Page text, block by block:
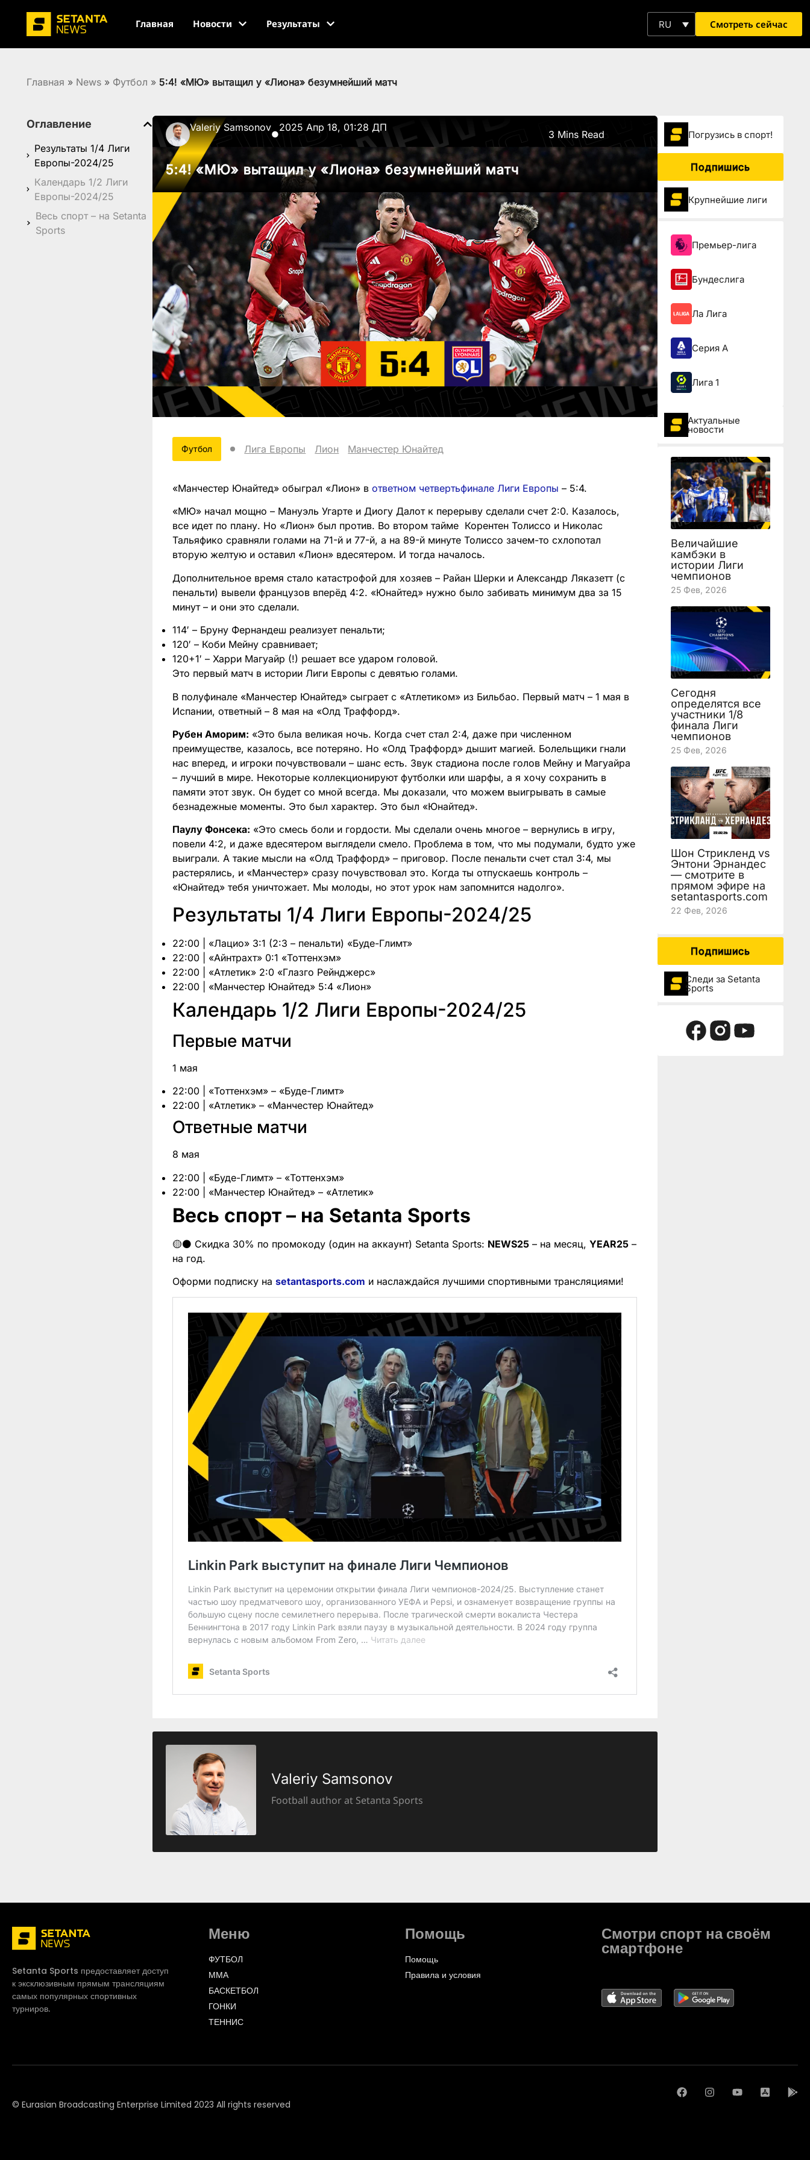
Главная Новости Результаты RU Смотреть сейчас
Главная » News » Футбол » 5:4! «МЮ» вытащил у «Лиона» безумнейший матч
Оглавление
Результаты 1/4 Лиги
Европы-2024/25
Календарь 1/2 Лиги
Европы-2024/25
Весь спорт – на Setanta
Sports
Valeriy Samsonov
●
2025 Апр 18, 01:28 ДП
3 Mins Read
5:4! «МЮ» вытащил у «Лиона» безумнейший матч
Футбол Лига Европы Лион Манчестер Юнайтед
«Манчестер Юнайтед» обыграл «Лион» вответном четвертьфинале Лиги Европы – 5:4.
«МЮ» начал мощно – Мануэль Угарте и Диогу Далот к перерыву сделали счет 2:0. Казалось,
все идет по плану. Но «Лион» был против.​ Во втором тайме Корентен Толиссо и Николас
Тальяфико сравняли голами на 71-й и 77-й, а на 89-й минуте Толиссо зачем-то схлопотал
вторую желтую и оставил «Лион» вдесятером. И тогда началось.​
Дополнительное время стало катастрофой для хозяев – Райан Шерки и Александр Ляказетт (с
пенальти) вывели французов вперёд 4:2. «Юнайтед» нужно было забивать минимум два за 15
минут – и они это сделали.​
114′ – Бруну Фернандеш реализует пенальти;
120′ – Коби Мейну сравнивает;
120+1′ – Харри Магуайр (!) решает все ударом головой​.
Это первый матч в истории Лиги Европы с девятью голами.
В полуфинале «Манчестер Юнайтед» сыграет с «Атлетиком» из Бильбао. Первый матч – 1 мая в
Испании, ответный – 8 мая на «Олд Траффорд».​
Рубен Аморим: «Это была великая ночь. Когда счет стал 2:4, даже при численном
преимуществе, казалось, все потеряно. Но «Олд Траффорд» дышит магией. Болельщики гнали
нас вперед, и игроки почувствовали – шанс есть. Звук стадиона после голов Мейну и Магуайра
– лучший в мире. Некоторые коллекционируют футболки или шарфы, а я хочу сохранить в
памяти этот звук. Он будет со мной всегда. Мы доказали, что можем выигрывать в самые
безнадежные моменты. Это был характер. Это был «Юнайтед».​
Паулу Фонсека: «Это смесь боли и гордости. Мы сделали очень многое – вернулись в игру,
повели 4:2, и даже вдесятером выглядели смело. Проблема в том, что мы подумали, будто уже
выиграли. А такие мысли на «Олд Траффорд» – приговор. После пенальти счет стал 3:4, мы
растерялись, и «Манчестер» сразу почувствовал это. Когда ты отпускаешь контроль –
«Юнайтед» тебя уничтожает. Мы молоды, но этот урок нам запомнится надолго».​
Результаты 1/4 Лиги Европы-2024/25
22:00 | «Лацио» 3:1 (2:3 – пенальти) «Буде-Глимт»
22:00 | «Айнтрахт» 0:1 «Тоттенхэм»
22:00 | «Атлетик» 2:0 «Глазго Рейнджерс»
22:00 | «Манчестер Юнайтед» 5:4 «Лион»
Календарь 1/2 Лиги Европы-2024/25
Первые матчи
1 мая
22:00 | «Тоттенхэм» – «Буде-Глимт»
22:00 | «Атлетик» – «Манчестер Юнайтед»
Ответные матчи
8 мая
22:00 | «Буде-Глимт» – «Тоттенхэм»
22:00 | «Манчестер Юнайтед» – «Атлетик»
Весь спорт – на Setanta Sports
🟡⚫️ Скидка 30% по промокоду (один на аккаунт) Setanta Sports: NEWS25 – на месяц,YEAR25 –
на год.
Оформи подписку наsetantasports.com и наслаждайся лучшими спортивными трансляциями!
Valeriy Samsonov
Football author at Setanta Sports
Погрузиcь в спорт!
Подпишись
Крупнейшие лиги
Премьер-лига
Бундеслига
Ла Лига
Серия А
Лига 1
Актуальные
новости
Величайшие
камбэки в
истории Лиги
чемпионов
25 Фев, 2026
Сегодня
определятся все
участники 1/8
финала Лиги
чемпионов
25 Фев, 2026
Шон Стрикленд vs
Энтони Эрнандес
— смотрите в
прямом эфире на
setantasports.com
22 Фев, 2026
Подпишись
Следи за Setanta
Sports
Setanta Sports предоставляет доступ
к эксклюзивным прямым трансляциям
самых популярных спортивных
турниров.
Меню
ФУТБОЛ
ММА
БАСКЕТБОЛ
ГОНКИ
ТЕННИС
Помощь
Помощь
Правила и условия
Смотри спорт на своём
смартфоне
© Eurasian Broadcasting Enterprise Limited 2023 All rights reserved